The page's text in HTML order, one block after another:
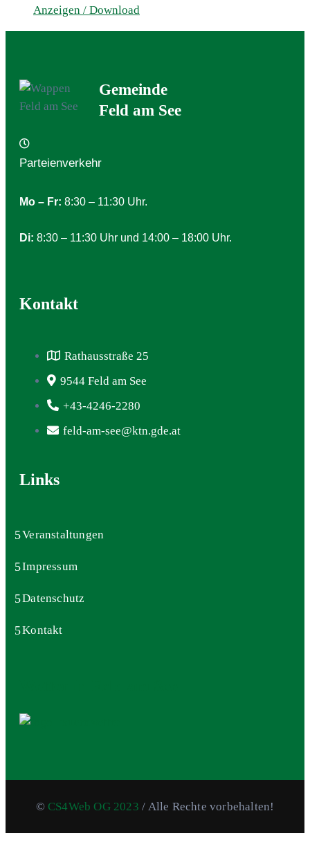
Anzeigen / Download
Gemeinde
Feld am See
Parteienverkehr
Mo – Fr: 8:30 – 11:30 Uhr.
Di: 8:30 – 11:30 Uhr und 14:00 – 18:00 Uhr.
Kontakt
Rathausstraße 25
9544 Feld am See
+43-4246-2280
feld-am-see@ktn.gde.at
Links
Veranstaltungen
Impressum
Datenschutz
Kontakt
©CS4Web OG 2023 / Alle Rechte vorbehalten!